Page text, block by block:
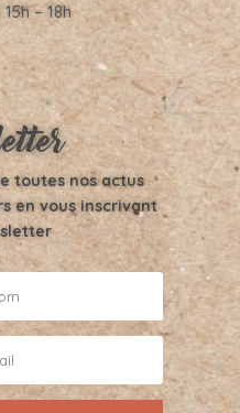
– 18h
toutes nos actus
en vous inscrivant